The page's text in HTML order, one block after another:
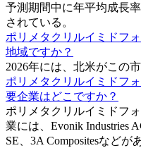
予測期間中に年平均成長
されている。
ポリメタクリルイミドフ
地域ですか？
2026年には、北米がこの
ポリメタクリルイミドフ
要企業はどこですか？
ポリメタクリルイミドフ
業には、Evonik Industries
SE、3A Compositesなどが